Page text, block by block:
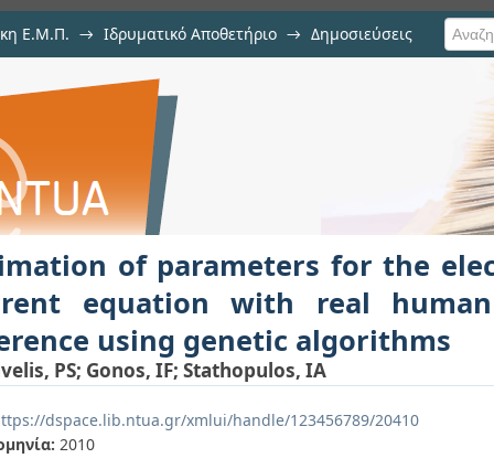
Ε.Μ.Π. → Ιδρυματικό Αποθετήριο → Δημοσιεύσεις
for the electrostatic
events reference using
of parameters for the
equation with real
using genetic algorithms
PS; Gonos, IF; Stathopulos, IA
dspace.lib.ntua.gr/xmlui/handle/123456789/20410
2010